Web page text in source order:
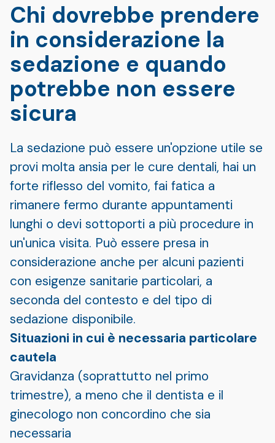
Chi dovrebbe prendere
in considerazione la
sedazione e quando
potrebbe non essere
sicura
La sedazione può essere un'opzione utile se
provi molta ansia per le cure dentali, hai un
forte riflesso del vomito, fai fatica a
rimanere fermo durante appuntamenti
lunghi o devi sottoporti a più procedure in
un'unica visita. Può essere presa in
considerazione anche per alcuni pazienti
con esigenze sanitarie particolari, a
seconda del contesto e del tipo di
sedazione disponibile.
Situazioni in cui è necessaria particolare
cautela
Gravidanza (soprattutto nel primo
trimestre), a meno che il dentista e il
ginecologo non concordino che sia
necessaria